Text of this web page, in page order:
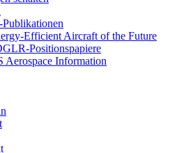
Efficient Aircraft of the Future
Positionspapiere
Aerospace Information